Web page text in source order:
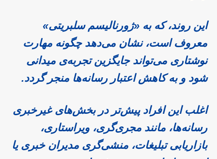
این روند، که به «ژورنالیسم سلبریتی»
معروف است، نشان می‌دهد چگونه مهارت
نوشتاری می‌تواند جایگزین تجربه‌ی میدانی
شود و به کاهش اعتبار رسانه‌ها منجر گردد.
اغلب این افراد پیش‌تر در بخش‌های غیرخبری
رسانه‌ها، مانند مجری‌گری، ویراستاری،
بازاریابی تبلیغات، منشی‌گری مدیران خبری یا